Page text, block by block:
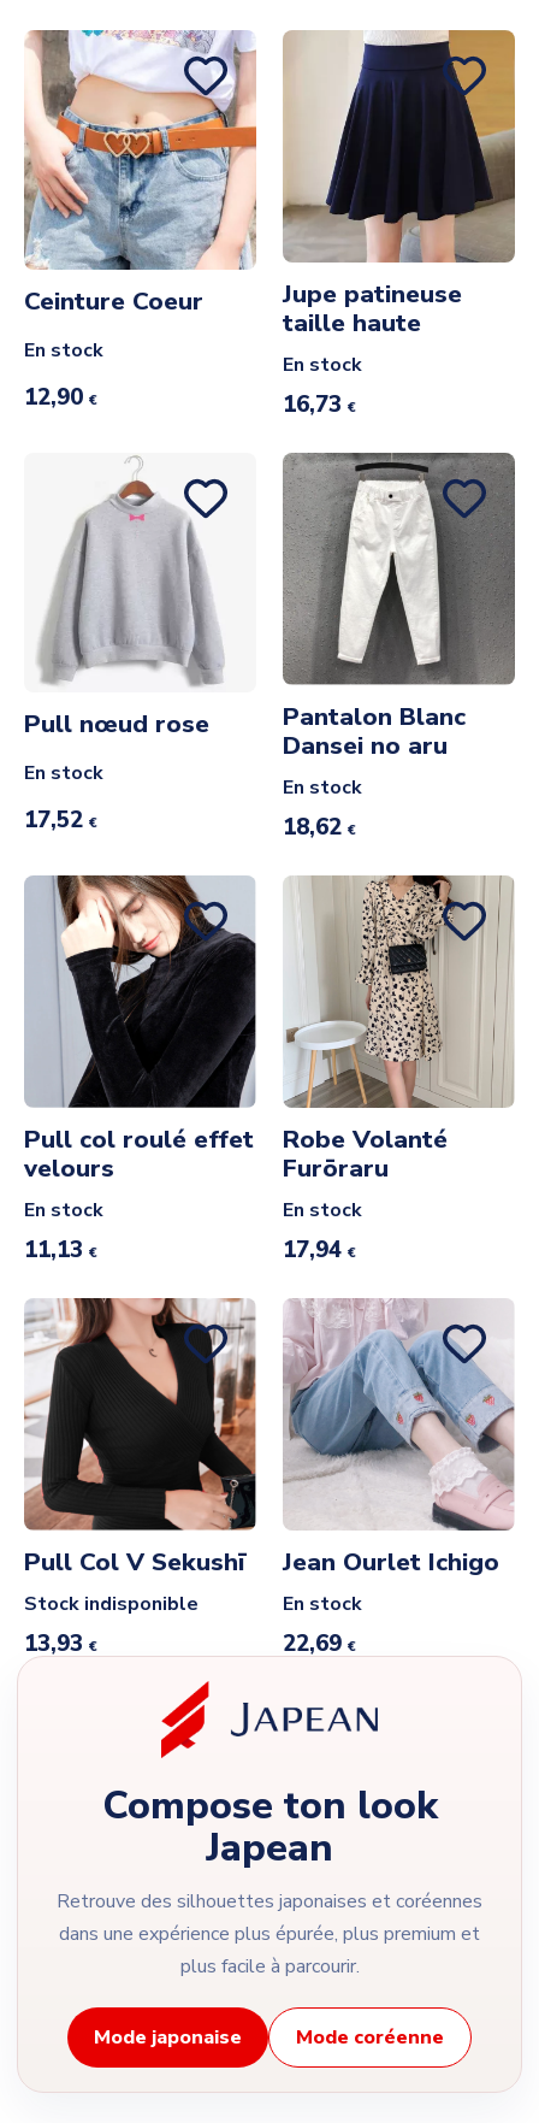
Ceinture Coeur
En stock
12,90 €
Jupe patineuse
taille haute
En stock
16,73 €
Pull nœud rose
En stock
17,52 €
Pantalon Blanc
Dansei no aru
En stock
18,62 €
Pull col roulé effet
velours
En stock
11,13 €
Robe Volanté
Furōraru
En stock
17,94 €
Pull Col V Sekushī
Stock indisponible
13,93 €
Jean Ourlet Ichigo
En stock
22,69 €
Compose ton look
Japean
Retrouve des silhouettes japonaises et coréennes
dans une expérience plus épurée, plus premium et
plus facile à parcourir.
Mode japonaise Mode coréenne